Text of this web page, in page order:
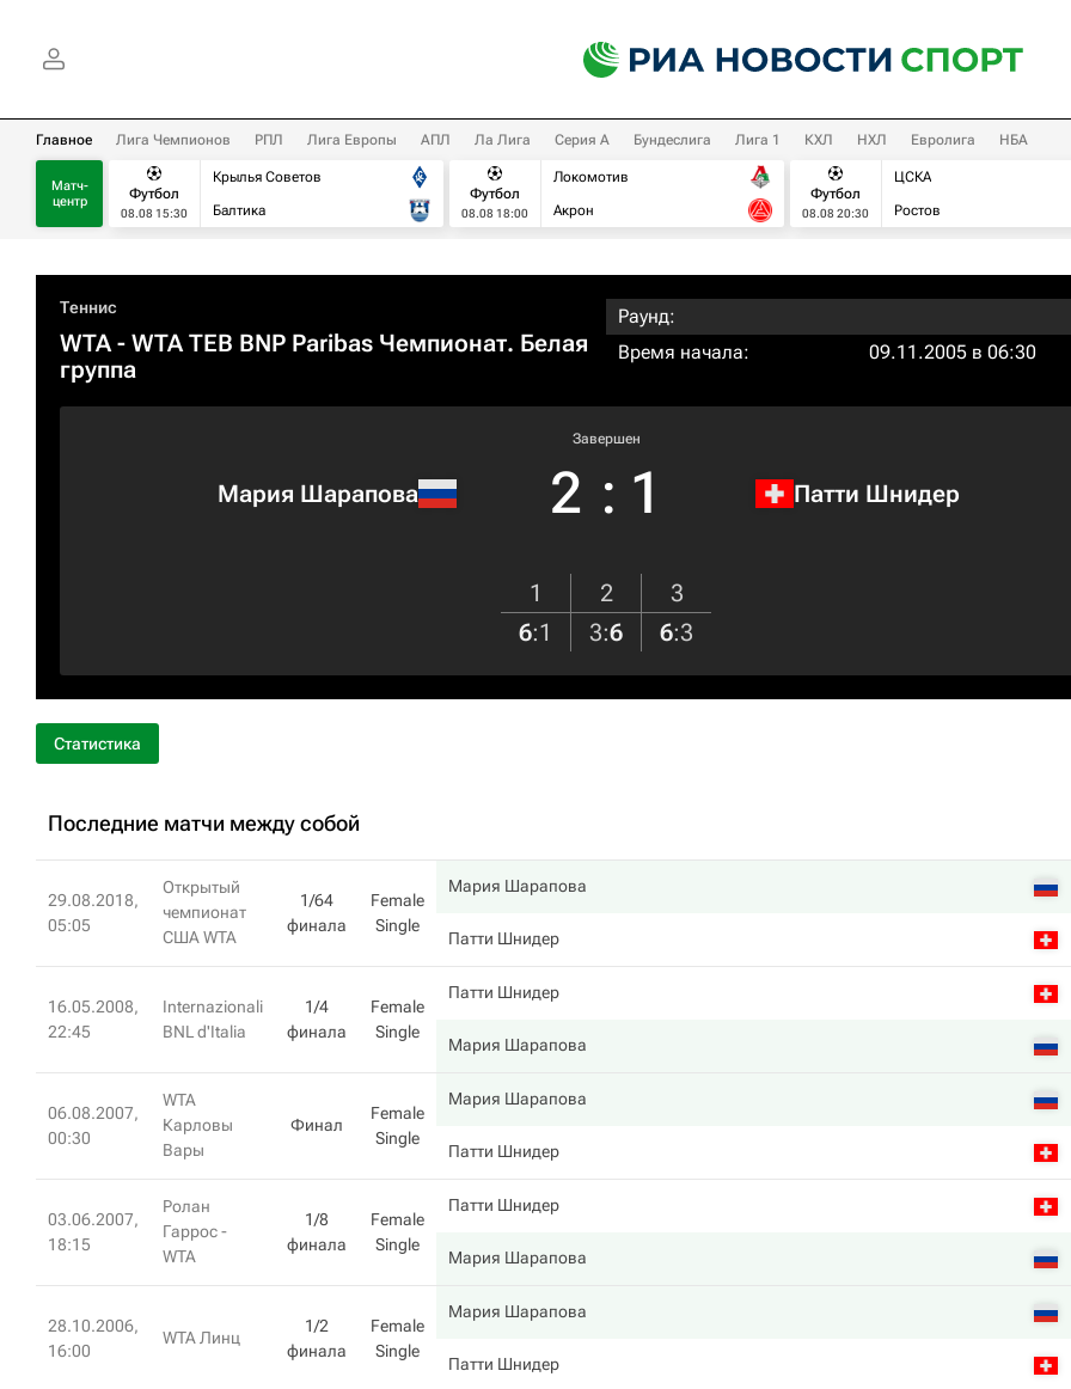
Главное Лига Чемпионов РПЛ Лига Европы АПЛ Ла Лига Серия А Бундеслига Лига 1 КХЛ НХЛ Евролига НБА
Матч-
центр
Футбол
08.08 15:30
Крылья Советов
Балтика
Футбол
08.08 18:00
Локомотив
Акрон
Футбол
08.08 20:30
ЦСКА
Ростов
Теннис
WTA- WTA TEB BNP Paribas Чемпионат. Белая
группа
Раунд:
Время начала:
09.11.2005 в 06:30
Мария Шарапова
Завершен
2 : 1 Патти Шнидер
1 2
3
6:1 3:6 6:3
Статистика
Последние матчи между собой
29.08.2018,
05:05
Открытый
чемпионат
США WTA
1/64
финала
Female
Single
Мария Шарапова
Патти Шнидер
16.05.2008,
22:45
Internazionali
BNL d'Italia
1/4
финала
Female
Single
Патти Шнидер
Мария Шарапова
06.08.2007,
00:30
WTA
Карловы
Вары
Финал
Female
Single
Мария Шарапова
Патти Шнидер
03.06.2007,
18:15
Ролан
Гаррос -
WTA
1/8
финала
Female
Single
Патти Шнидер
Мария Шарапова
28.10.2006,
16:00
WTA Линц
1/2
финала
Female
Single
Мария Шарапова
Патти Шнидер